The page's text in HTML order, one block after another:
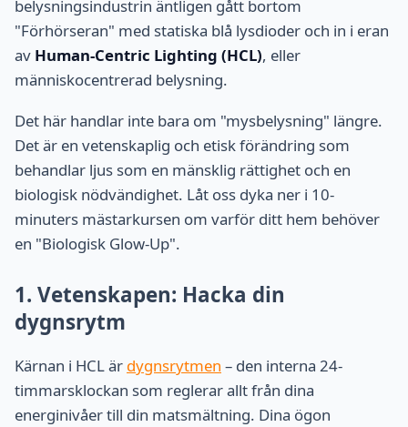
belysningsindustrin äntligen gått bortom
"Förhörseran" med statiska blå lysdioder och in i eran
av Human-Centric Lighting (HCL), eller
människocentrerad belysning.
Det här handlar inte bara om "mysbelysning" längre.
Det är en vetenskaplig och etisk förändring som
behandlar ljus som en mänsklig rättighet och en
biologisk nödvändighet. Låt oss dyka ner i 10-
minuters mästarkursen om varför ditt hem behöver
en "Biologisk Glow-Up".
1. Vetenskapen: Hacka din
dygnsrytm
Kärnan i HCL är dygnsrytmen – den interna 24-
timmarsklockan som reglerar allt från dina
energinivåer till din matsmältning. Dina ögon